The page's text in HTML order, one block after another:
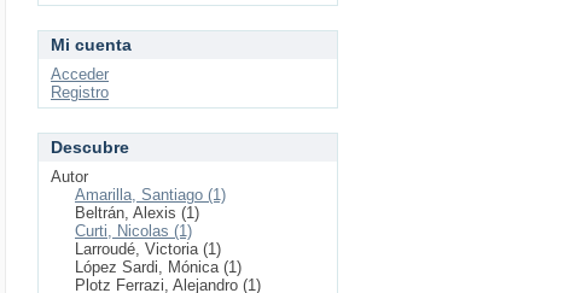
Mi cuenta
Acceder
Registro
Descubre
Autor
Amarilla, Santiago (1)
Beltrán, Alexis (1)
Curti, Nicolas (1)
Larroudé, Victoria (1)
López Sardi, Mónica (1)
Plotz Ferrazi, Alejandro (1)